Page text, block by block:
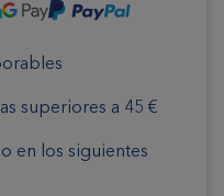
superiores a 45 €
en los siguientes